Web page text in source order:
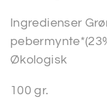
Ingredienser
Økologisk
100 gr.